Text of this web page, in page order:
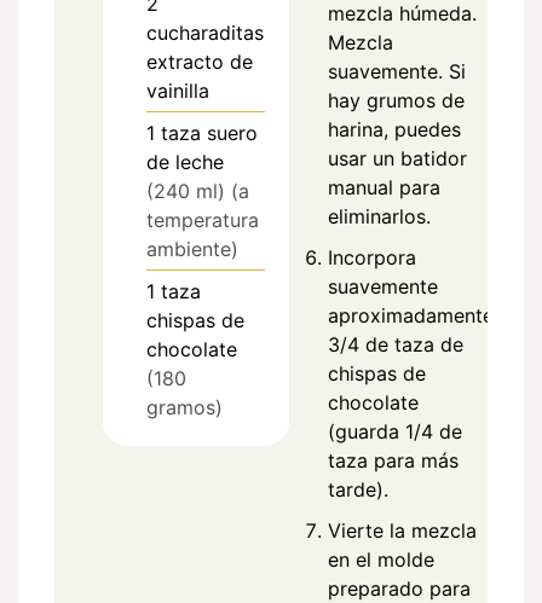
cucharaditas
extracto de
vainilla
1 taza suero
de leche
(240 ml) (a
temperatura
ambiente)
1 taza
chispas de
chocolate
(180
gramos)
mezcla húmeda.
Mezcla
suavemente. Si
hay grumos de
harina, puedes
usar un batidor
manual para
eliminarlos.
Incorpora
suavemente
aproximadamente
3/4 de taza de
chispas de
chocolate
(guarda 1/4 de
taza para más
tarde).
Vierte la mezcla
en el molde
preparado para